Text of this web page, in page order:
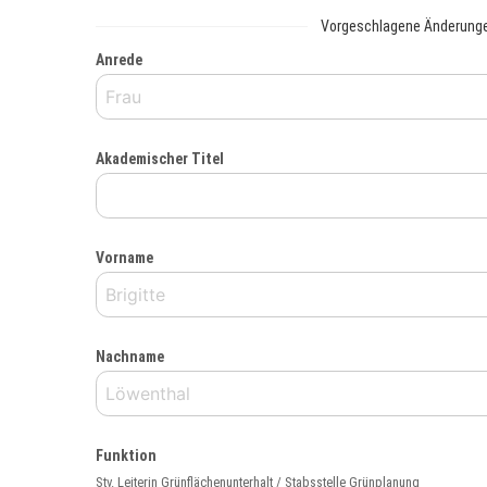
Vorgeschlagene
Anrede
Akademischer Titel
Vorname
Nachname
Funktion
Stv. Leiterin Grünflächenunterhalt / Stabsstelle Grünplanung